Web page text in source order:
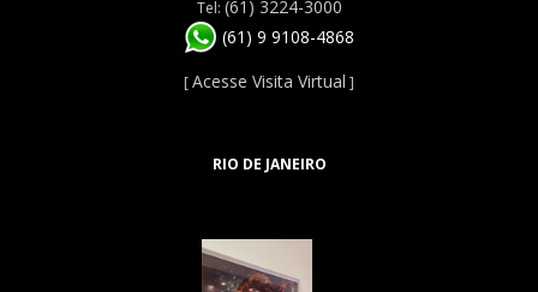
Tel: (61) 3224-3000
(61) 9 9108-4868
[Acesse Visita Virtual ]
RIO DE JANEIRO